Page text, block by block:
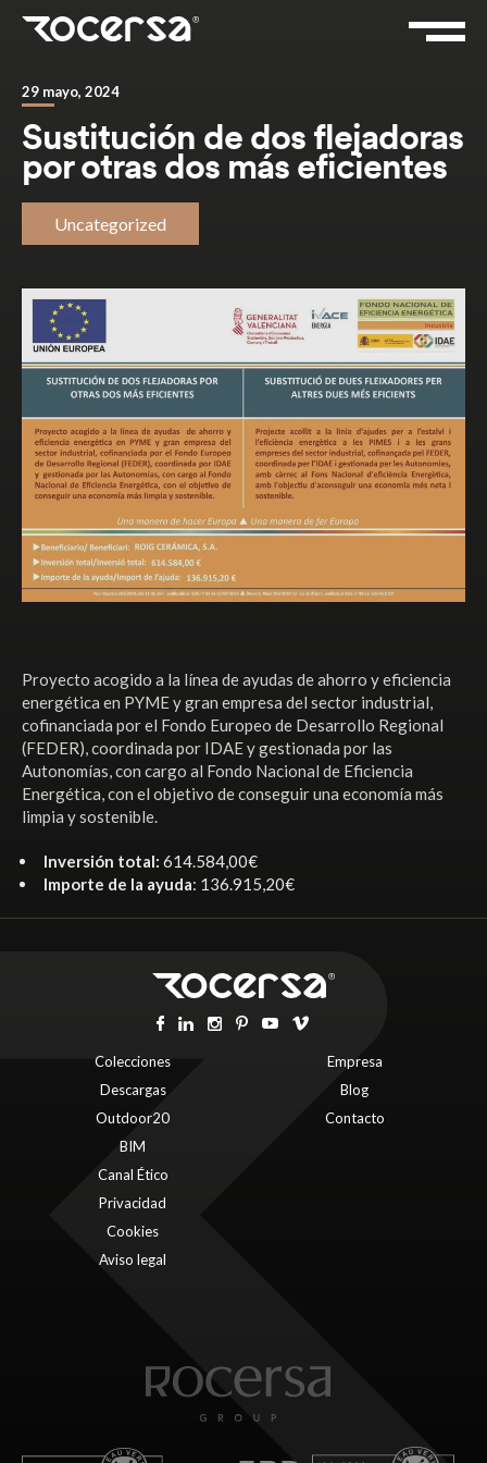
29 mayo, 2024
Sustitución de dos flejadoras
por otras dos más eficientes
Uncategorized
Proyecto acogido a la línea de ayudas de ahorro y eficiencia
energética en PYME y gran empresa del sector industrial,
cofinanciada por el Fondo Europeo de Desarrollo Regional
(FEDER), coordinada por IDAE y gestionada por las
Autonomías, con cargo al Fondo Nacional de Eficiencia
Energética, con el objetivo de conseguir una economía más
limpia y sostenible.
Inversión total: 614.584,00€
Importe de la ayuda: 136.915,20€
Colecciones
Descargas
Outdoor20
BIM
Empresa
Blog
Contacto
Canal Ético
Privacidad
Cookies
Aviso legal